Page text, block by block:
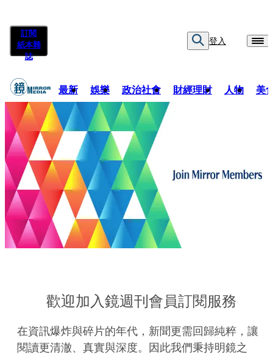
訂閱
紙本雜
誌
登入
最新 娛樂 政治社會 財經理財 人物 美
歡迎加入鏡週刊會員訂閱服務
在資訊爆炸與碎片的年代，新聞更需回歸純粹，讓
閱讀更清澈、真實與深度。因此我們秉持明鏡之